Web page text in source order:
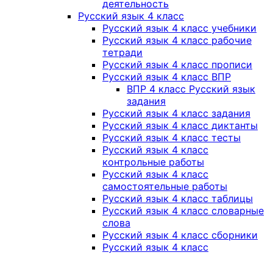
деятельность
Русский язык 4 класс
Русский язык 4 класс учебники
Русский язык 4 класс рабочие
тетради
Русский язык 4 класс прописи
Русский язык 4 класс ВПР
ВПР 4 класс Русский язык
задания
Русский язык 4 класс задания
Русский язык 4 класс диктанты
Русский язык 4 класс тесты
Русский язык 4 класс
контрольные работы
Русский язык 4 класс
самостоятельные работы
Русский язык 4 класс таблицы
Русский язык 4 класс словарные
слова
Русский язык 4 класс сборники
Русский язык 4 класс